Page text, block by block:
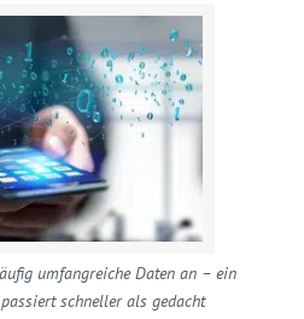
umfangreiche Daten an – ein
schneller als gedacht